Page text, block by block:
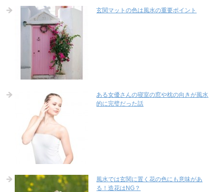
玄関マットの色は風水の重要ポイント
ある女優さんの寝室の窓や枕の向きが風水
的に完璧だった話
風水では玄関に置く花の色にも意味があ
る！造花はNG？